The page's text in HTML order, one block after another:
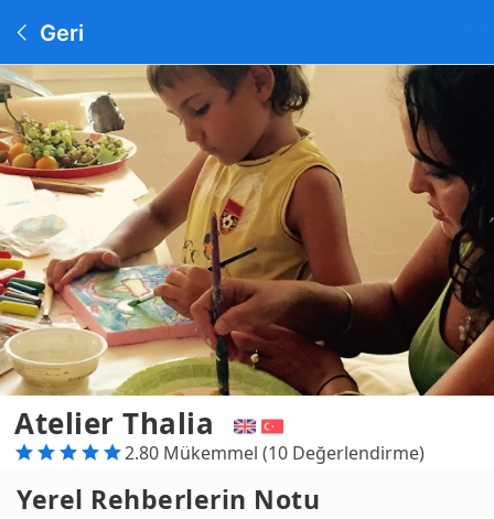
Geri
Atelier Thalia
2.80 Mükemmel (10 Değerlendirme)
Yerel Rehberlerin Notu